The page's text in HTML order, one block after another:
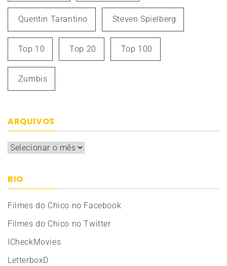
Quentin Tarantino Steven Spielberg
Top 10 Top 20 Top 100
Zumbis
ARQUIVOS
Arquivos
BIO
Filmes do Chico no Facebook
Filmes do Chico no Twitter
ICheckMovies
LetterboxD